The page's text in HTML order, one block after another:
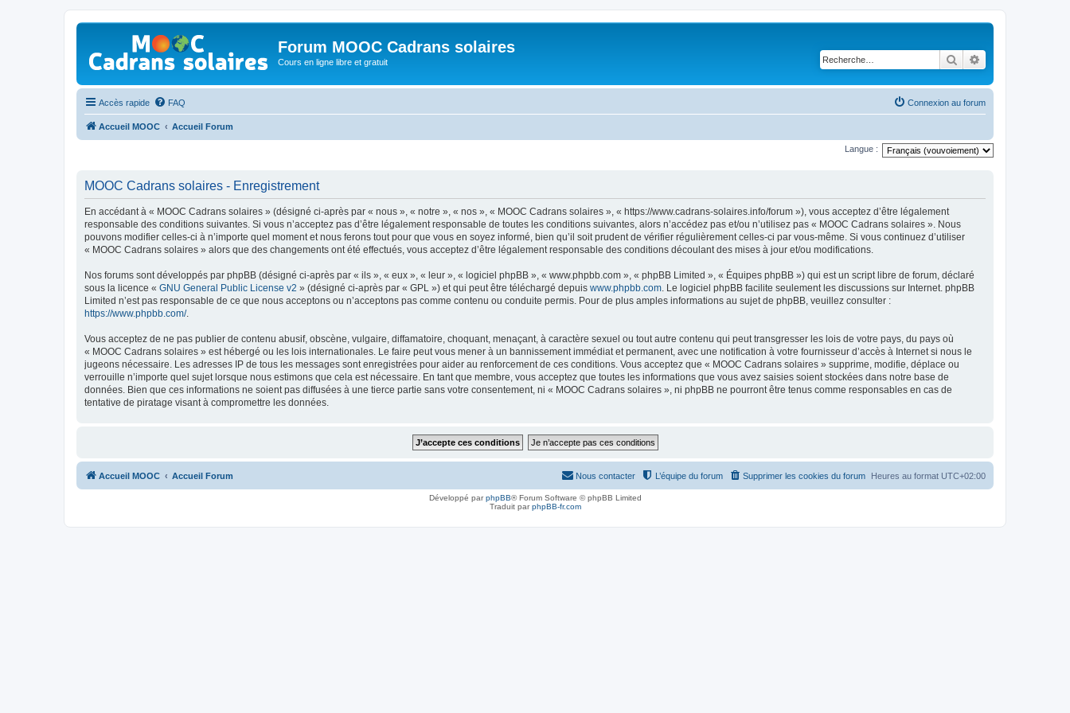
Forum MOOC Cadrans solaires
Cours en ligne libre et gratuit Rechercher
Accès rapide FAQ Connexion au forum
Accueil MOOC Accueil Forum
Langue :
MOOC Cadrans solaires - Enregistrement
En accédant à « MOOC Cadrans solaires » (désigné ci-après par « nous », « notre », « nos », « MOOC Cadrans solaires », « https://www.cadrans-solaires.info/forum »), vous acceptez d’être légalement
responsable des conditions suivantes. Si vous n’acceptez pas d’être légalement responsable de toutes les conditions suivantes, alors n’accédez pas et/ou n’utilisez pas « MOOC Cadrans solaires ». Nous
pouvons modifier celles-ci à n’importe quel moment et nous ferons tout pour que vous en soyez informé, bien qu’il soit prudent de vérifier régulièrement celles-ci par vous-même. Si vous continuez d’utiliser
« MOOC Cadrans solaires » alors que des changements ont été effectués, vous acceptez d’être légalement responsable des conditions découlant des mises à jour et/ou modifications.
Nos forums sont développés par phpBB (désigné ci-après par « ils », « eux », « leur », « logiciel phpBB », « www.phpbb.com », « phpBB Limited », « Équipes phpBB ») qui est un script libre de forum, déclaré
sous la licence « GNU General Public License v2 » (désigné ci-après par « GPL ») et qui peut être téléchargé depuis www.phpbb.com. Le logiciel phpBB facilite seulement les discussions sur Internet. phpBB
Limited n’est pas responsable de ce que nous acceptons ou n’acceptons pas comme contenu ou conduite permis. Pour de plus amples informations au sujet de phpBB, veuillez consulter :
https://www.phpbb.com/.
Vous acceptez de ne pas publier de contenu abusif, obscène, vulgaire, diffamatoire, choquant, menaçant, à caractère sexuel ou tout autre contenu qui peut transgresser les lois de votre pays, du pays où
« MOOC Cadrans solaires » est hébergé ou les lois internationales. Le faire peut vous mener à un bannissement immédiat et permanent, avec une notification à votre fournisseur d’accès à Internet si nous le
jugeons nécessaire. Les adresses IP de tous les messages sont enregistrées pour aider au renforcement de ces conditions. Vous acceptez que « MOOC Cadrans solaires » supprime, modifie, déplace ou
verrouille n’importe quel sujet lorsque nous estimons que cela est nécessaire. En tant que membre, vous acceptez que toutes les informations que vous avez saisies soient stockées dans notre base de
données. Bien que ces informations ne soient pas diffusées à une tierce partie sans votre consentement, ni « MOOC Cadrans solaires », ni phpBB ne pourront être tenus comme responsables en cas de
tentative de piratage visant à compromettre les données.
Accueil MOOC Accueil Forum Heures au format UTC+02:00
Supprimer les cookies du forum
L’équipe du forum
Nous contacter
Développé parphpBB® Forum Software © phpBB Limited
Traduit parphpBB-fr.com